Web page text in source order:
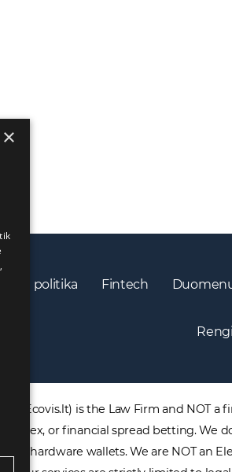
politika Fintech
(Ecovis.lt) is the Law Firm and
forex, or financial spread betting. We
or hardware wallets. We are NOT an
体
×